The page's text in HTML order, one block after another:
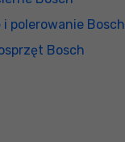
polerowanie Bosch
Bosch